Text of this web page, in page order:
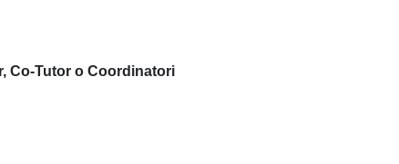
Co-Tutor o Coordinatori